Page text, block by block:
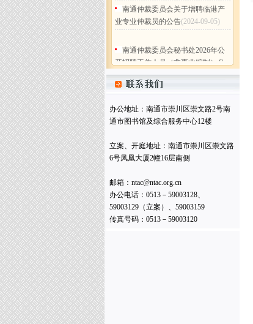
南通仲裁委员会关于增聘临港产
业专业仲裁员的公告 (2024-09-05)
南通仲裁委员会秘书处2026年公
开招聘工作人员（非事业编制）公
告(2026-07-31)
南通仲裁委员会 (暨秘书处) 二〇
南通仲裁委员会秘书处2025年度
南通仲裁委员会关于增聘卞灵霞
等183名仲裁员的公告(2025-09-15)
二四年工作总结(2025-02-17)
南通仲裁委员会秘书处 2024年度
部门决算公开(2025-02-17)
办公地址：南通市崇川区崇文路2号南
通市图书馆及综合服务中心12楼
立案、开庭地址：南通市崇川区崇文路
6号凤凰大厦2幢16层南侧
邮箱：ntac@ntac.org.cn
办公电话：0513－59003128、
59003129（立案）、59003159
传真号码：0513－59003120